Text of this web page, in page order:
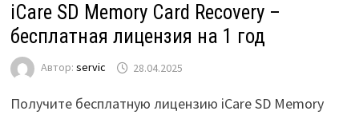
iCare SD Memory Card Recovery –
бесплатная лицензия на 1 год
Автор: servic 28.04.2025
Получите бесплатную лицензию iCare SD Memory